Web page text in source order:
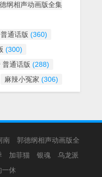
纲相声动画版全集
通话版 (360)
(300)
普通话版 (288)
麻辣小冤家 (306)
南
郭德纲相声动画版全
加菲猫 银魂
乌龙派
一休